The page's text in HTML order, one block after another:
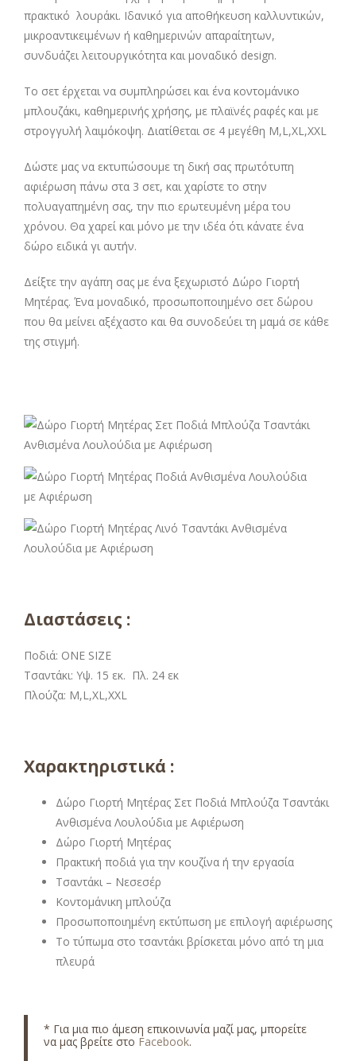
πρακτικό λουράκι. Ιδανικό για αποθήκευση καλλυντικών,
μικροαντικειμένων ή καθημερινών απαραίτητων,
συνδυάζει λειτουργικότητα και μοναδικό design.
Το σετ έρχεται να συμπληρώσει και ένα κοντομάνικο
μπλουζάκι, καθημερινής χρήσης, με πλαϊνές ραφές και με
στρογγυλή λαιμόκοψη. Διατίθεται σε 4 μεγέθη M,L,XL,XXL
Δώστε μας να εκτυπώσουμε τη δική σας πρωτότυπη
αφιέρωση πάνω στα 3 σετ, και χαρίστε το στην
πολυαγαπημένη σας, την πιο ερωτευμένη μέρα του
χρόνου. Θα χαρεί και μόνο με την ιδέα ότι κάνατε ένα
δώρο ειδικά γι αυτήν.
Δείξτε την αγάπη σας με ένα ξεχωριστό Δώρο Γιορτή
Μητέρας. Ένα μοναδικό, προσωποποιημένο σετ δώρου
που θα μείνει αξέχαστο και θα συνοδεύει τη μαμά σε κάθε
της στιγμή.
Διαστάσεις :
Ποδιά: ONE SIZE
Τσαντάκι: Υψ. 15 εκ. Πλ. 24 εκ
Πλούζα: M,L,XL,XXL
Χαρακτηριστικά :
Δώρο Γιορτή Μητέρας Σετ Ποδιά Μπλούζα Τσαντάκι
Ανθισμένα Λουλούδια με Αφιέρωση
Δώρο Γιορτή Μητέρας
Πρακτική ποδιά για την κουζίνα ή την εργασία
Τσαντάκι – Νεσεσέρ
Κοντομάνικη μπλούζα
Προσωποποιημένη εκτύπωση με επιλογή αφιέρωσης
Το τύπωμα στο τσαντάκι βρίσκεται μόνο από τη μια
πλευρά
* Για μια πιο άμεση επικοινωνία μαζί μας, μπορείτε
να μας βρείτε στο Facebook.